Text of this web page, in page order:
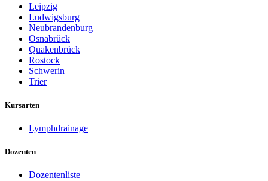
Leipzig
Ludwigsburg
Neubrandenburg
Osnabrück
Quakenbrück
Rostock
Schwerin
Trier
Kursarten
Lymphdrainage
Dozenten
Dozentenliste